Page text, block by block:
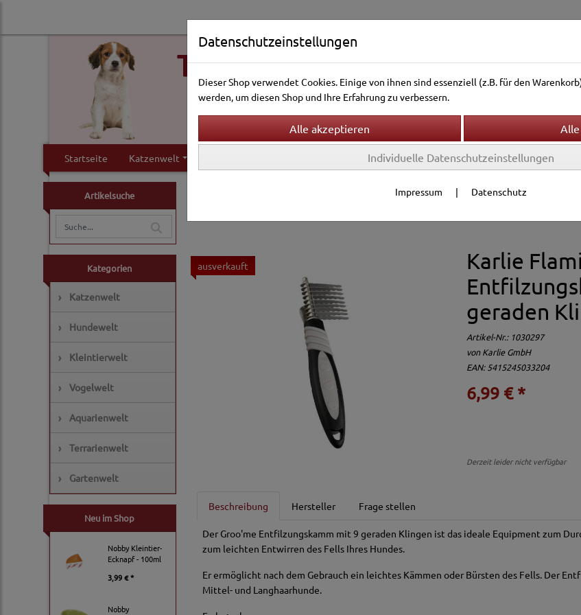
Startseite Katzenwelt Vogelwelt Aquarienwelt
Artikelsuche
Kategorien
› Katzenwelt
› Hundewelt
› Kleintierwelt
› Vogelwelt
› Aquarienwelt
› Terrarienwelt
› Gartenwelt
Neu im Shop
Nobby Kleintier-
Ecknapf - 100ml
3,99 € *
Nobby
Fellpflege
ausverkauft
Karlie
geraden
Artikel-Nr.: 1030297
vonKarlie GmbH
EAN: 5415245033204
6,99 € *
Derzeit leider nicht verfügbar
Beschreibung Hersteller Frage stellen
Der Groo'me Entfilzungskamm mit 9 geraden Klingen ist das ideale Equipment zum
zum leichten Entwirren des Fells Ihres Hundes.
Er ermöglicht nach dem Gebrauch ein leichtes Kämmen oder Bürsten des Fells. Der
Mittel- und Langhaarhunde.
Datenschutzeinstellungen
Dieser Shop verwendet Cookies. Einige von ihnen sind essenziell (z.B. für den
werden, um diesen Shop und Ihre Erfahrung zu verbessern.
Individuelle Datenschutzeinstellungen
Impressum | Datenschutz